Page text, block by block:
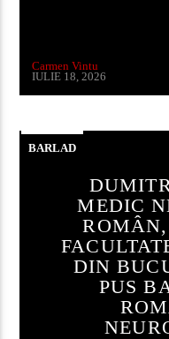
Carmen Vintu
IULIE 18, 2026
BARLAD
MEDIC
ROMÂN,
DIN
PUS